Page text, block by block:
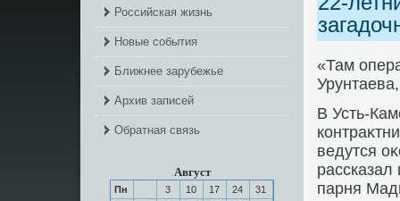
Российская жизнь
Новые события
Ближнее зарубежье
Архив записей
Обратная связь
Август
Пн 3 10 17 24
31
«Там
В Усть-
ведутся
парня